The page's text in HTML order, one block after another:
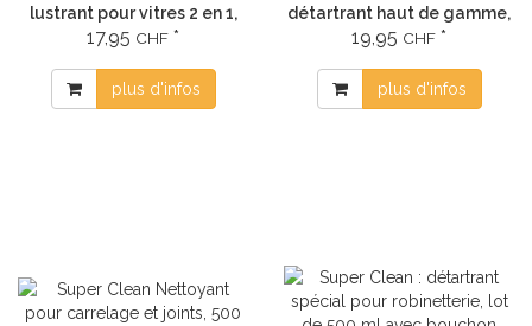
lustrant pour vitres 2 en 1,
500 ml
17,95 CHF *
plus d'infos
détartrant haut de gamme,
1000 ml
19,95 CHF *
plus d'infos